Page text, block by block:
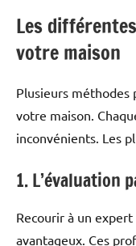
Les
votre maison
Plusieurs méthodes
votre maison.
inconvénients. Les
1. L’évaluation
Recourir à un
avantageux. Ces